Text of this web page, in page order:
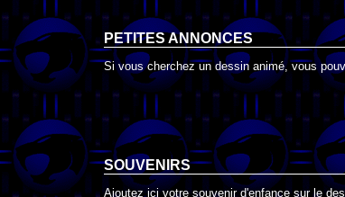
PETITES ANNONCES
Si vous cherchez un dessin animé, vous
SOUVENIRS
Ajoutez ici votre souvenir d'enfance sur le